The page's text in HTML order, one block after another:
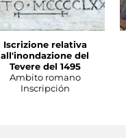
Iscrizione relativa
all'inondazione del
Tevere del 1495
Ambito romano
Inscripción